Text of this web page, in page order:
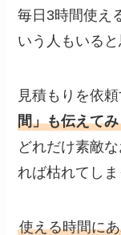
毎日3時間使え
いう人もいる
見積もりを依
間」も伝えて
どれだけ素敵
れば枯れてし
使える時間に